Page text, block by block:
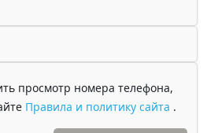
просмотр номера телефона,
Правила и политику сайта .